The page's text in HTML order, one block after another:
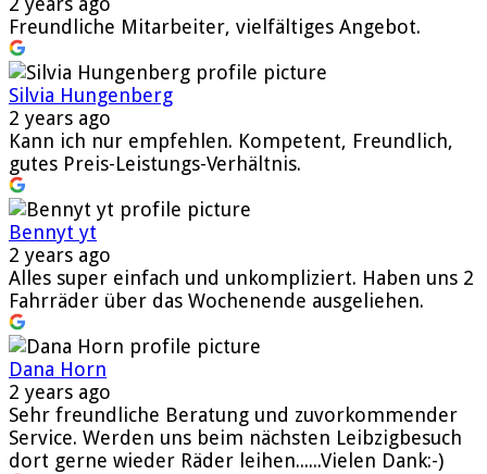
Freundliche Mitarbeiter, vielfältiges Angebot.
Silvia Hungenberg
2 years ago
Kann ich nur empfehlen. Kompetent, Freundlich,
gutes Preis-Leistungs-Verhältnis.
Bennyt yt
2 years ago
Alles super einfach und unkompliziert. Haben uns 2
Fahrräder über das Wochenende ausgeliehen.
Dana Horn
2 years ago
Sehr freundliche Beratung und zuvorkommender
Service. Werden uns beim nächsten Leibzigbesuch
dort gerne wieder Räder leihen......Vielen Dank:-)